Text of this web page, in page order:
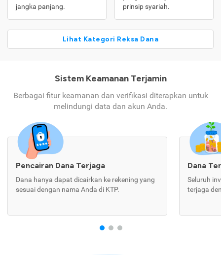
jangka panjang.
prinsip syariah.
Lihat Kategori Reksa Dana
Sistem Keamanan Terjamin
Berbagai fitur keamanan dan verifikasi diterapkan untuk
melindungi data dan akun Anda.
Pencairan Dana Terjaga
Dana hanya dapat dicairkan ke rekening yang
sesuai dengan nama Anda di KTP.
Dana
Seluruh
terjaga